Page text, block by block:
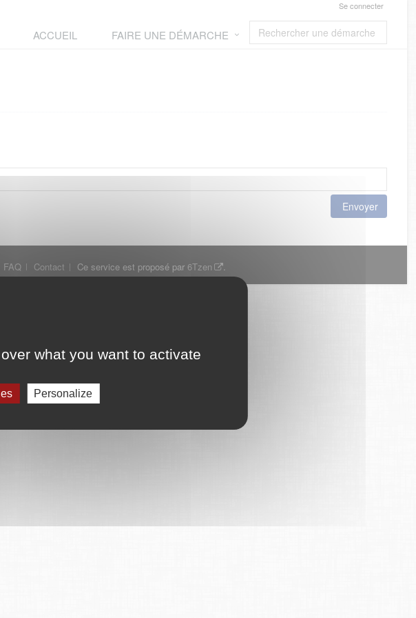
what you want to activate
Personalize
Se connecter
ACCUEIL FAIRE UNE DÉMARCHE
Envoyer
FAQ Contact Ce service est proposé par 6Tzen .